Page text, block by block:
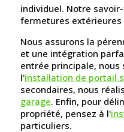
individuel. Notre
fermetures extérieures
Nous assurons la
et une intégration
entrée principale, nous
l'installation de portail
secondaires, nous
garage. Enfin, pour
propriété, pensez à l'
particuliers.